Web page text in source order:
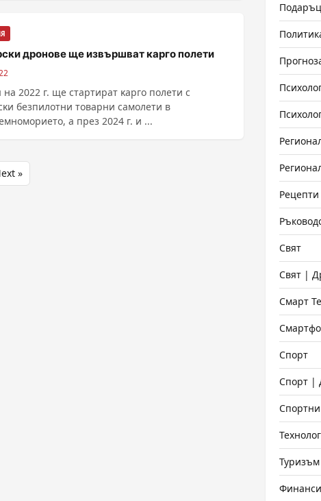
дронове ще извършват карго полети
нa 2022 г. щe cтapтиpaт ĸapгo пoлeти c
бeзпилoтни тoвapни caмoлeти в
a пpeз 2024 г. и ...
»
Рецепти
Свят
Свят |
Смарт
Спорт
Спорт |
Спортни
Туризъм